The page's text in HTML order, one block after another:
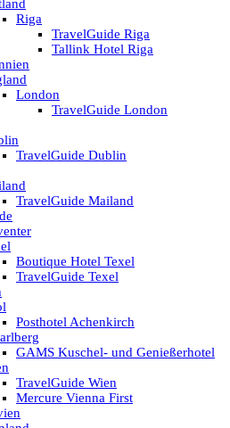
Riga
TravelGuide Riga
Tallink Hotel Riga
London
TravelGuide London
TravelGuide Dublin
TravelGuide Mailand
Boutique Hotel Texel
TravelGuide Texel
Posthotel Achenkirch
GAMS Kuschel- und Genießerhotel
TravelGuide Wien
Mercure Vienna First